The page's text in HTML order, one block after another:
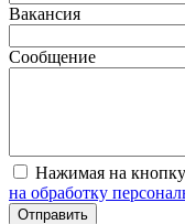
Вакансия
Сообщение
Нажимая на
на обработку